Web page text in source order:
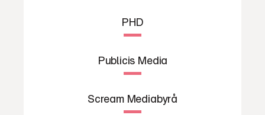
PHD
Publicis Media
Scream Mediabyrå